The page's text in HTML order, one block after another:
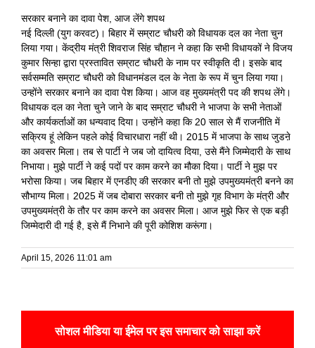
सरकार बनाने का दावा पेश, आज लेंगे शपथ
नई दिल्ली (युग करवट)। बिहार में सम्राट चौधरी को विधायक दल का नेता चुन
लिया गया। केंद्रीय मंत्री शिवराज सिंह चौहान ने कहा कि सभी विधायकों ने विजय
कुमार सिन्हा द्वारा प्रस्तावित सम्राट चौधरी के नाम पर स्वीकृति दी। इसके बाद
सर्वसम्मति सम्राट चौधरी को विधानमंडल दल के नेता के रूप में चुन लिया गया।
उन्होंने सरकार बनाने का दावा पेश किया। आज वह मुख्यमंत्री पद की शपथ लेंगे।
विधायक दल का नेता चुने जाने के बाद सम्राट चौधरी ने भाजपा के सभी नेताओं
और कार्यकर्ताओं का धन्यवाद दिया। उन्होंने कहा कि 20 साल से मैं राजनीति में
सक्रिय हूं लेकिन पहले कोई विचारधारा नहीं थी। 2015 में भाजपा के साथ जुडऩे
का अवसर मिला। तब से पार्टी ने जब जो दायित्व दिया, उसे मैंने जिम्मेदारी के साथ
निभाया। मुझे पार्टी ने कई पदों पर काम करने का मौका दिया। पार्टी ने मुझ पर
भरोसा किया। जब बिहार में एनडीए की सरकार बनी तो मुझे उपमुख्यमंत्री बनने का
सौभाग्य मिला। 2025 में जब दोबारा सरकार बनी तो मुझे गृह विभाग के मंत्री और
उपमुख्यमंत्री के तौर पर काम करने का अवसर मिला। आज मुझे फिर से एक बड़ी
जिम्मेदारी दी गई है, इसे मैं निभाने की पूरी कोशिश करूंगा।
April 15, 2026 11:01 am
सोशल मीडिया या ईमेल पर इस समाचार को साझा करें